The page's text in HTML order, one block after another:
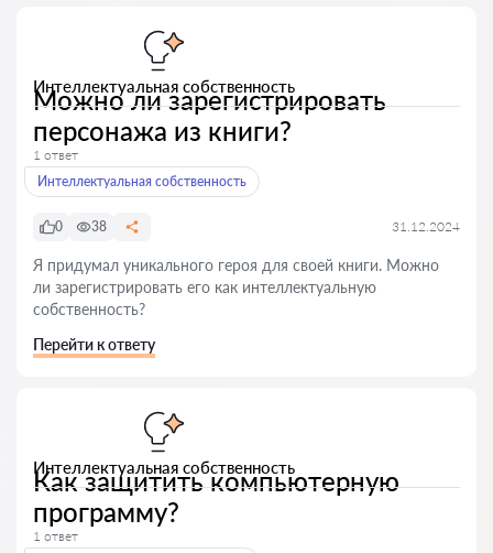
Интеллектуальная собственность
Можно ли зарегистрировать
персонажа из книги?
1 ответ
Интеллектуальная собственность
0 38 31.12.2024
Я придумал уникального героя для своей книги. Можно
ли зарегистрировать его как интеллектуальную
собственность?
Перейти к ответу
Интеллектуальная собственность
Как защитить компьютерную
программу?
1 ответ